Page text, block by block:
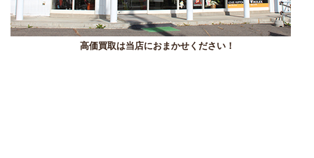
高価買取は当店におまかせください！